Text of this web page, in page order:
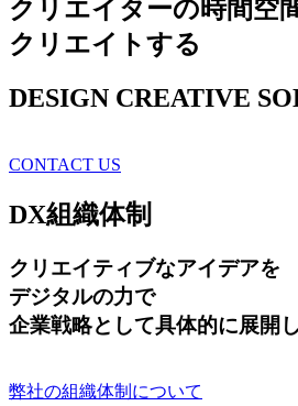
クリエイターの時間空
クリエイトする
DESIGN CREATIVE
CONTACT US
DX組織体制
クリエイティブなアイデアを
デジタルの力で
企業戦略として具体的に展開し
弊社の組織体制について